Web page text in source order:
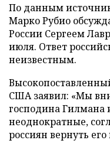
По данным
Марко Рубио
России Сергеем
июля. Ответ
неизвестным.
США заявил: «Мы
господина
неоднократные,
россиян вернуть